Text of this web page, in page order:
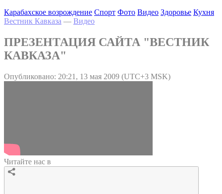
Карабахское возрождение Спорт Фото Видео Здоровье Кухня
Вестник Кавказа — Видео
ПРЕЗЕНТАЦИЯ САЙТА "ВЕСТНИК
КАВКАЗА"
Опубликовано: 20:21, 13 мая 2009 (UTC+3 MSK)
Читайте нас в